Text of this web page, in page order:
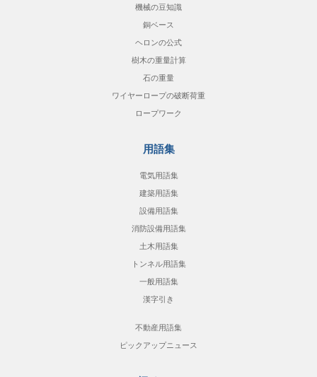
機械の豆知識
銅ベース
ヘロンの公式
樹木の重量計算
石の重量
ワイヤーロープの破断荷重
ロープワーク
用語集
電気用語集
建築用語集
設備用語集
消防設備用語集
土木用語集
トンネル用語集
一般用語集
漢字引き
不動産用語集
ピックアップニュース